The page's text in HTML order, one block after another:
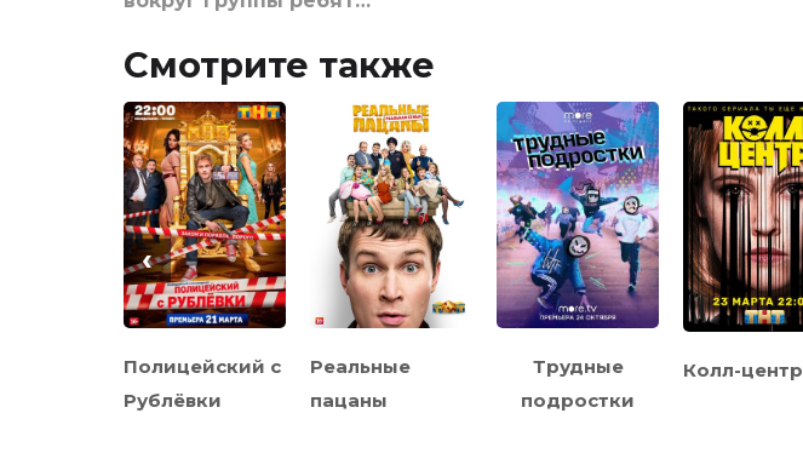
Смотрите также
Полицейский с
Рублёвки
Реальные
пацаны
Трудные
подростки
Колл-центр
‹